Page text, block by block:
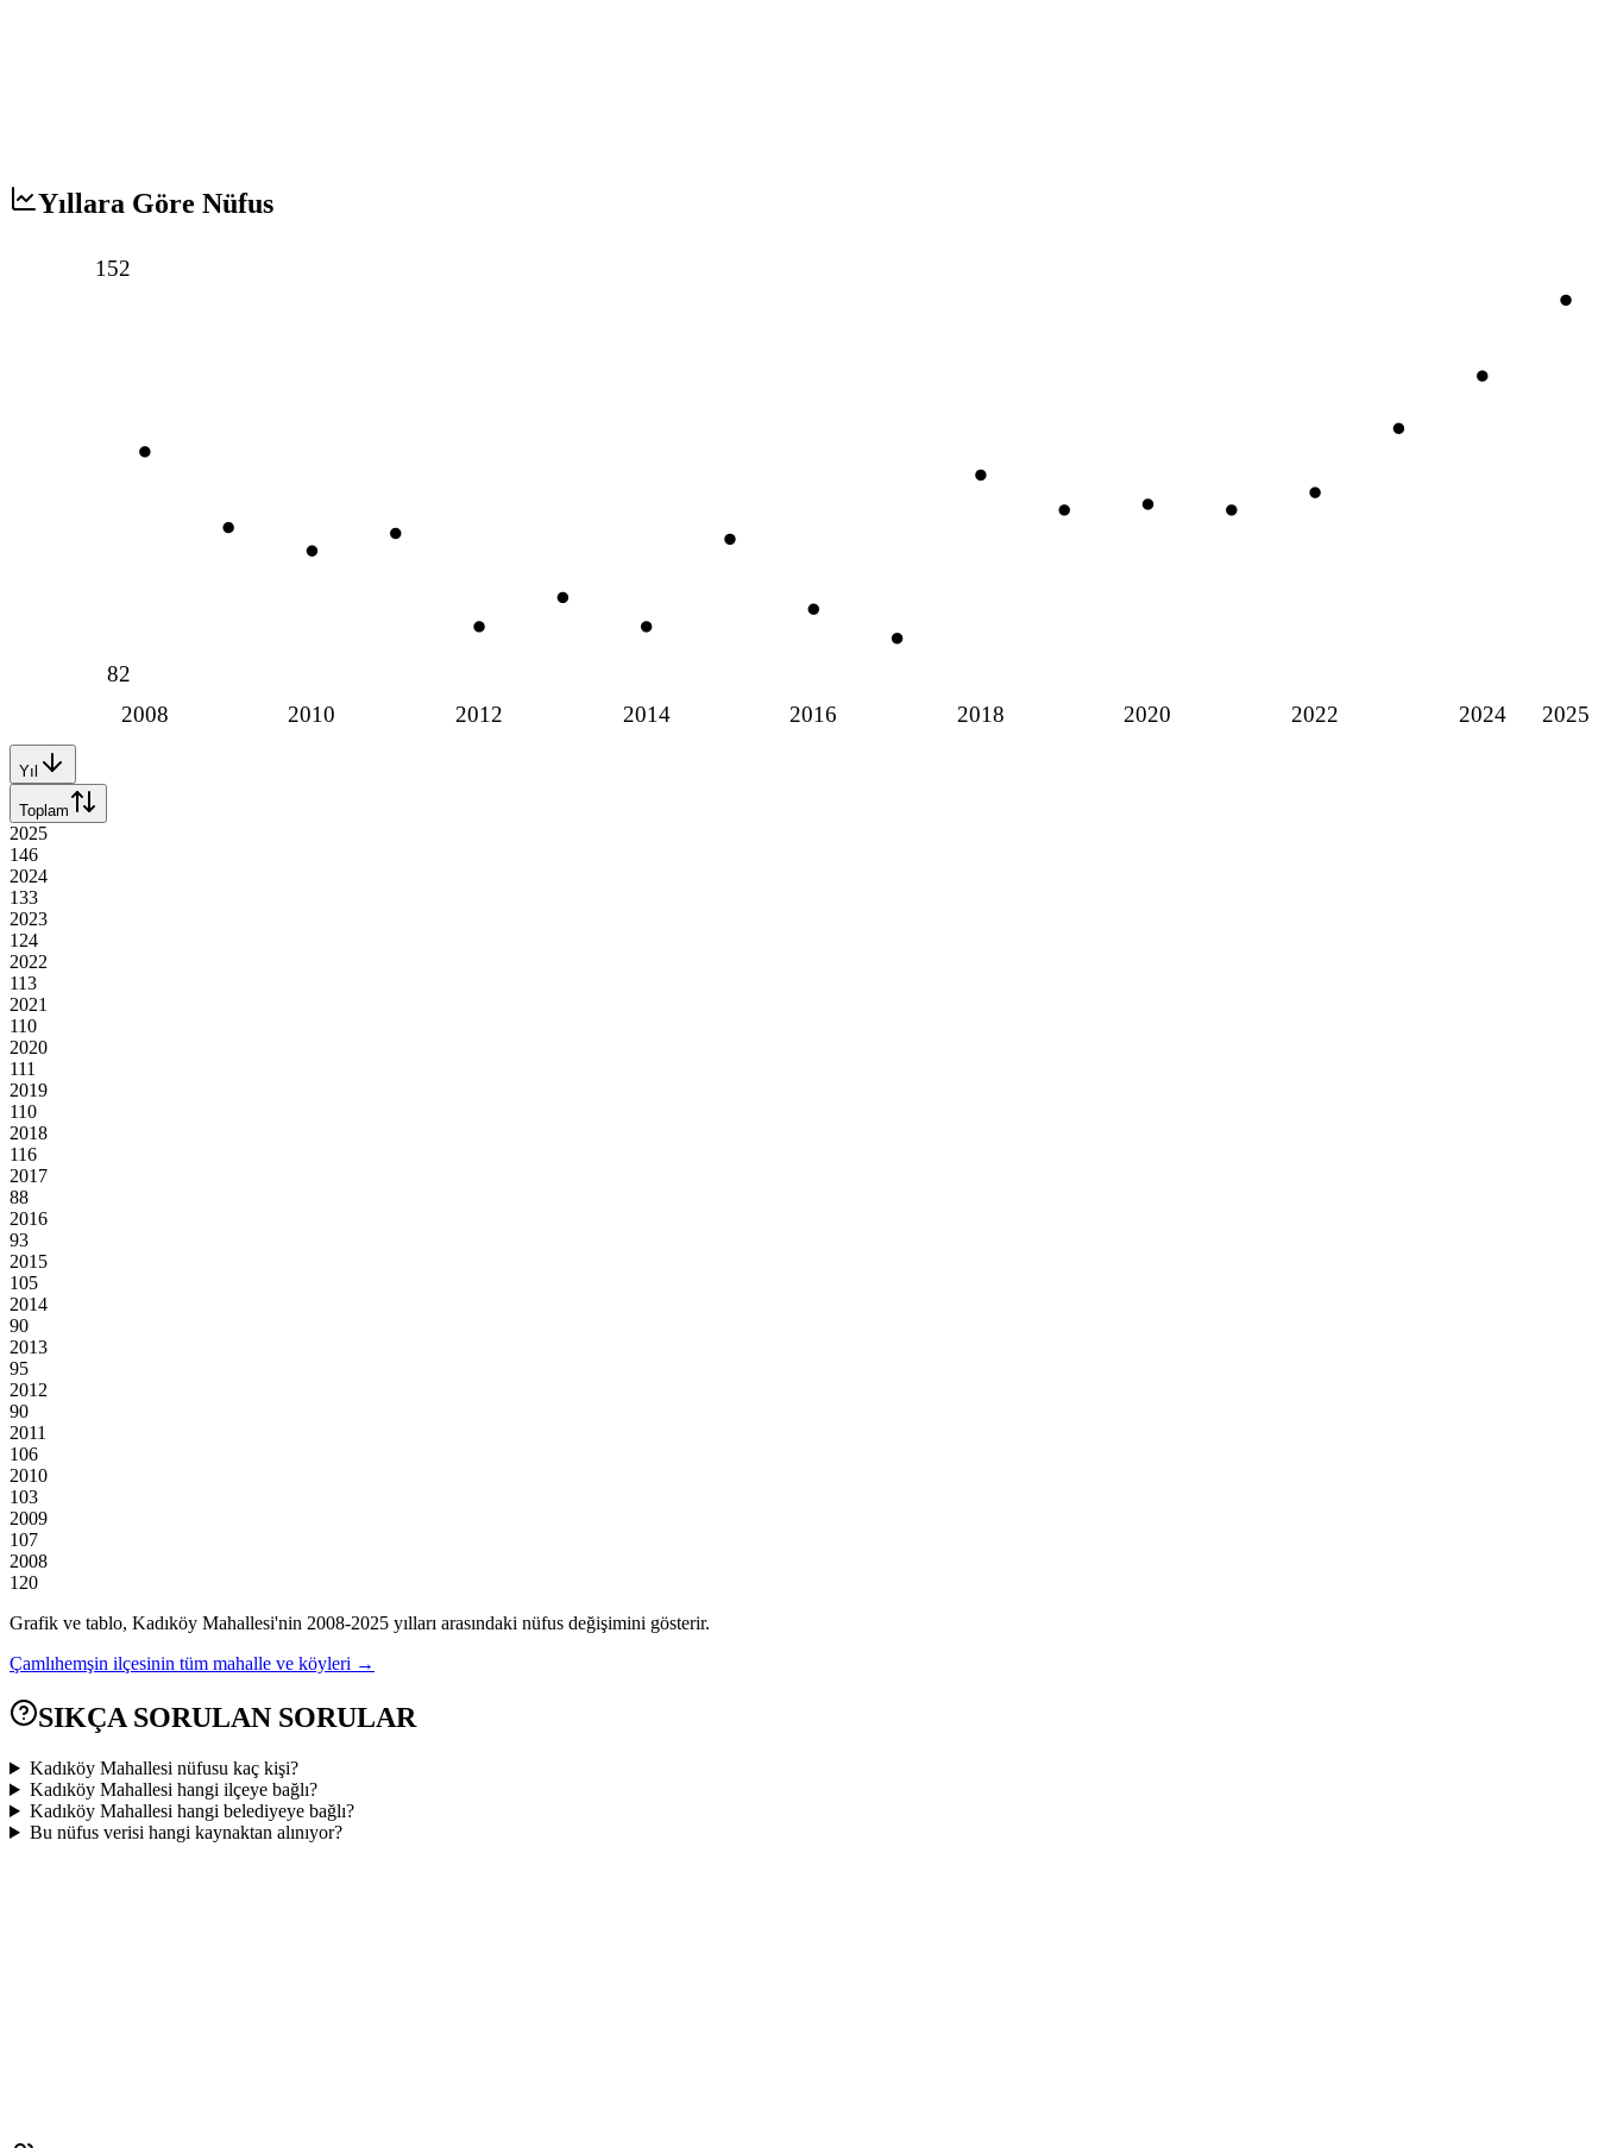
Yıllara Göre Nüfus
2008 2010 2012 2014 2016 2018 2020 2022 2024 2025
152
82
Yıl
Toplam
2025
146
2024
133
2023
124
2022
113
2021
110
2020
111
2019
110
2018
116
2017
88
2016
93
2015
105
2014
90
2013
95
2012
90
2011
106
2010
103
2009
107
2008
120
Grafik ve tablo, Kadıköy Mahallesi'nin 2008-2025 yılları arasındaki nüfus değişimini gösterir.
Çamlıhemşin ilçesinin tüm mahalle ve köyleri →
SIKÇA SORULAN SORULAR
Kadıköy Mahallesi nüfusu kaç kişi?
Kadıköy Mahallesi hangi ilçeye bağlı?
Kadıköy Mahallesi hangi belediyeye bağlı?
Bu nüfus verisi hangi kaynaktan alınıyor?